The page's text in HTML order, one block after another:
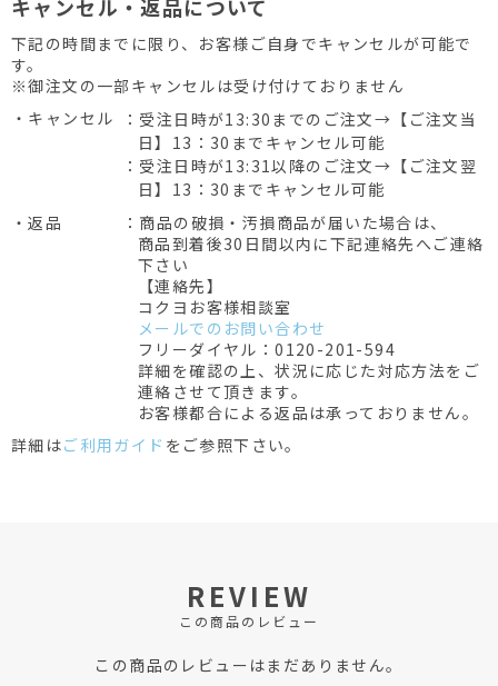
キャンセル・返品について
下記の時間までに限り、お客様ご自身でキャンセルが可能で
す。
※御注文の一部キャンセルは受け付けておりません
・キャンセル
：受注日時が13:30までのご注文→【ご注文当
日】13：30までキャンセル可能
：受注日時が13:31以降のご注文→【ご注文翌
日】13：30までキャンセル可能
・返品
：商品の破損・汚損商品が届いた場合は、
商品到着後30日間以内に下記連絡先へご連絡
下さい
【連絡先】
コクヨお客様相談室
メールでのお問い合わせ
フリーダイヤル：0120-201-594
詳細を確認の上、状況に応じた対応方法をご
連絡させて頂きます。
お客様都合による返品は承っておりません。
詳細はご利用ガイド をご参照下さい。
REVIEW
この商品のレビュー
この商品のレビューはまだありません。